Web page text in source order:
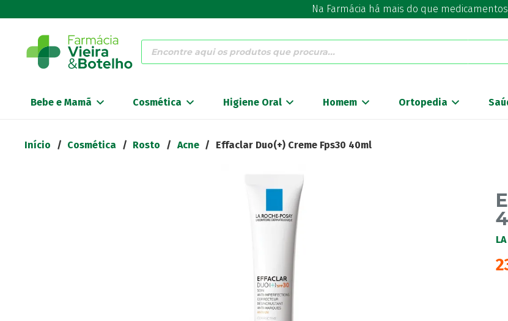
Na Farmácia há mais do que
Products
search
Bebe e Mamã Cosmética Higiene Oral Homem Ortopedia
Início / Cosmética / Rosto / Acne / Effaclar Duo(+) Creme Fps30 40ml